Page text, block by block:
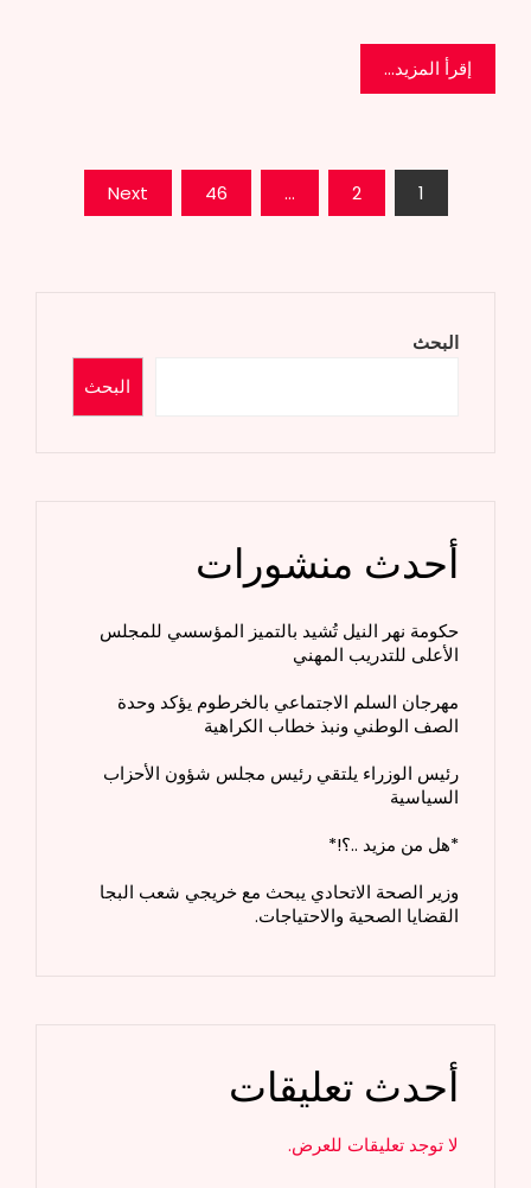
إقرأ المزيد...
1
2
…
46
Next
البحث
البحث
أحدث منشورات
حكومة نهر النيل تُشيد بالتميز المؤسسي للمجلس
الأعلى للتدريب المهني
مهرجان السلم الاجتماعي بالخرطوم يؤكد وحدة
الصف الوطني ونبذ خطاب الكراهية
رئيس الوزراء يلتقي رئيس مجلس شؤون الأحزاب
السياسية
*هل من مزيد ..؟!*
وزير الصحة الاتحادي يبحث مع خريجي شعب البجا
القضايا الصحية والاحتياجات.
أحدث تعليقات
لا توجد تعليقات للعرض.